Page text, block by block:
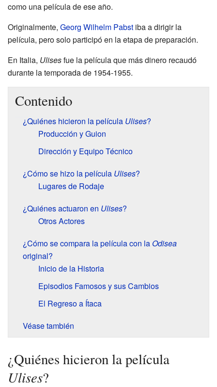
como una película de ese año.
Originalmente, Georg Wilhelm Pabst iba a dirigir la
película, pero solo participó en la etapa de preparación.
En Italia, Ulisesfue la película que más dinero recaudó
durante la temporada de 1954-1955.
Contenido
¿Quiénes hicieron la película Ulises?
Producción y Guion
Dirección y Equipo Técnico
¿Cómo se hizo la película Ulises?
Lugares de Rodaje
¿Quiénes actuaron en Ulises?
Otros Actores
¿Cómo se compara la película con la Odisea
original?
Inicio de la Historia
Episodios Famosos y sus Cambios
El Regreso a Ítaca
Véase también
¿Quiénes hicieron la película
Ulises?